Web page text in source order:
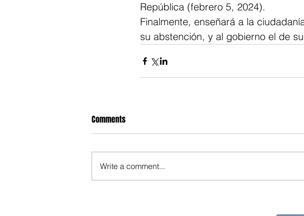
República (febrero 5, 2024).
Finalmente, enseñará a la
su abstención, y al gobierno el de
Comments
Write a comment...